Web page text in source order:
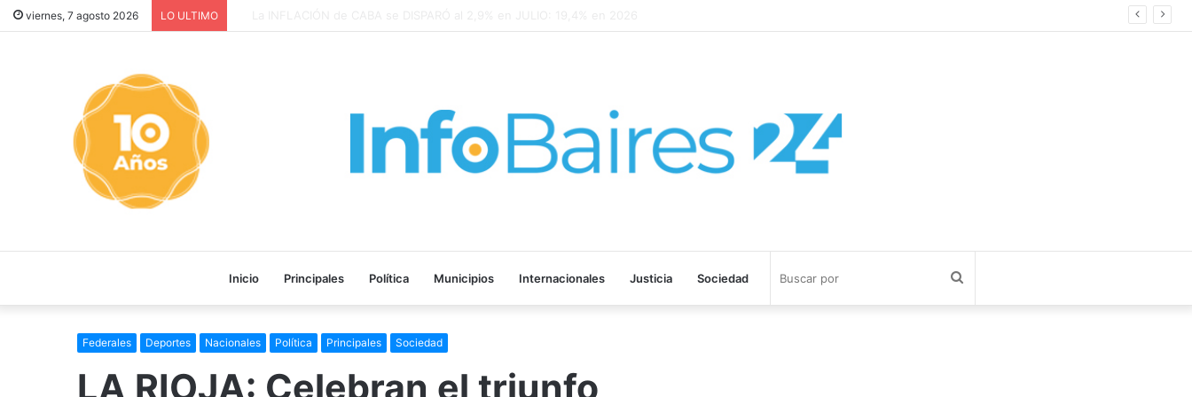
viernes, 7 agosto 2026 LO ULTIMO
Inicio Principales Política Municipios Internacionales Justicia Sociedad
Federales Deportes Nacionales Política Principales Sociedad
LA RIOJA: Celebran el triunfo